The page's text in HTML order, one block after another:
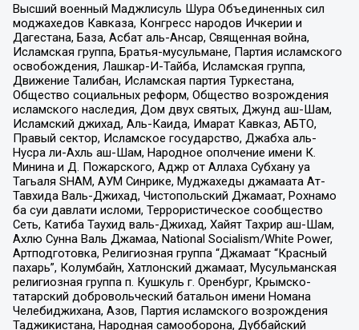
Высший военный Маджлисуль Шура Объединенных сил
моджахедов Кавказа, Конгресс народов Ичкерии и
Дагестана, База, Асбат аль-Ансар, Священная война,
Исламская группа, Братья-мусульмане, Партия исламского
освобождения, Лашкар-И-Тайба, Исламская группа,
Движение Талибан, Исламская партия Туркестана,
Общество социальных реформ, Общество возрождения
исламского наследия, Дом двух святых, Джунд аш-Шам,
Исламский джихад, Аль-Каида, Имарат Кавказ, АБТО,
Правый сектор, Исламское государство, Джабха аль-
Нусра ли-Ахль аш-Шам, Народное ополчение имени К.
Минина и Д. Пожарского, Аджр от Аллаха Субхану уа
Тагьаля SHAM, АУМ Синрике, Муджахеды джамаата Ат-
Тавхида Валь-Джихад, Чистопольский Джамаат, Рохнамо
ба суи давлати исломи, Террористическое сообщество
Сеть, Катиба Таухид валь-Джихад, Хайят Тахрир аш-Шам,
Ахлю Сунна Валь Джамаа, National Socialism/White Power,
Артподготовка, Религиозная группа “Джамаат “Красный
пахарь”, Колумбайн, Хатлонский джамаат, Мусульманская
религиозная группа п. Кушкуль г. Оренбург, Крымско-
татарский добровольческий батальон имени Номана
Челебиджихана, Азов, Партия исламского возрождения
Таджикистана, Народная самооборона, Дуббайский